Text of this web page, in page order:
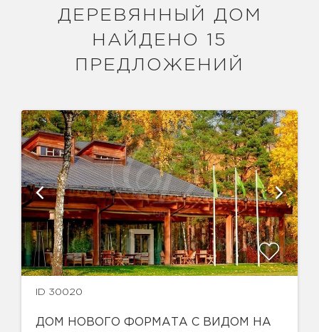
ДЕРЕВЯННЫЙ ДОМ
НАЙДЕНО 15
ПРЕДЛОЖЕНИЙ
ID 30020
ДОМ НОВОГО ФОРМАТА С ВИДОМ НА